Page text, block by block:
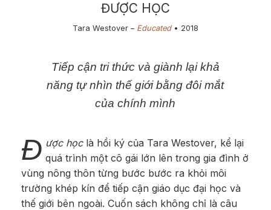
ĐƯỢC HỌC
Tara Westover – Educated• 2​018
​Tiếp cận tri thức và giành lại khả
năng tự nhìn thế giới bằng đôi mắt
của chính mình
Đ ược họclà hồi ký của Tara Westover, kể lại
quá trình một cô gái lớn lên trong gia đình ở
vùng nông thôn từng bước bước ra khỏi môi
trường khép kín để tiếp cận giáo dục đại học và
thế giới bên ngoài. Cuốn sách không chỉ là câu